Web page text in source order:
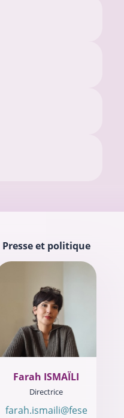
Presse et politique
Farah ISMAÏLI
Directrice
farah.ismaili@fese